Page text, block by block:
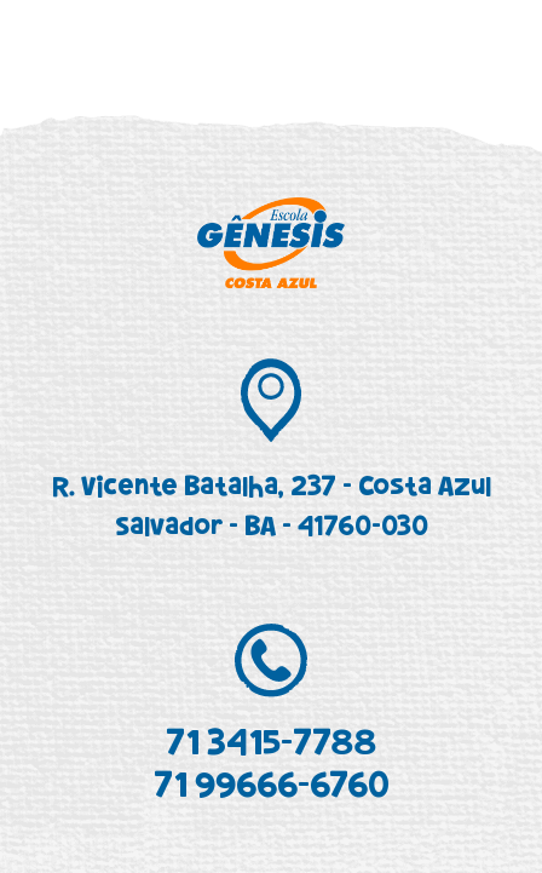
R. Vicente Batalha, 237 - Costa Azul
Salvador - BA - 41760-030
71 3415-7788
71 99666-6760